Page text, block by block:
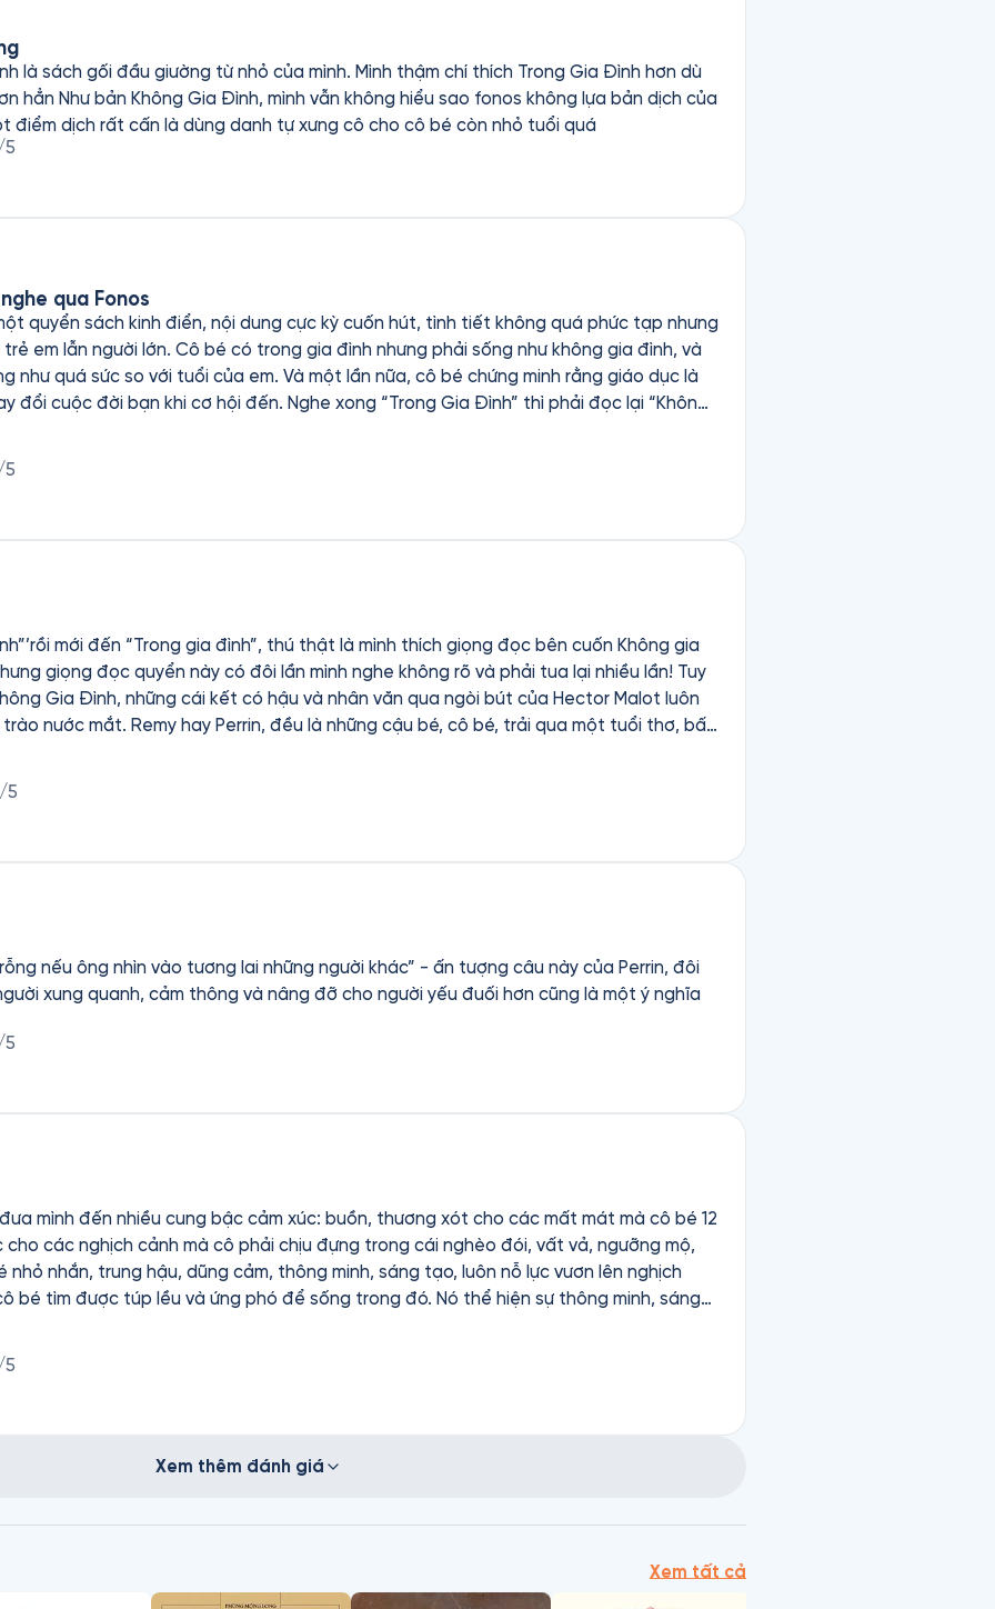
là sách gối đầu giường từ nhỏ của mình. Mình thậm chí thích Trong Gia Đình hơn dù
lựa bản dịch của
điểm dịch rất cấn là dùng danh tự xưng cô cho cô bé còn nhỏ tuổi quá
5
qua Fonos
quyển sách kinh điển, nội dung cực kỳ cuốn hút, tình tiết không quá phức tạp nhưng
em lẫn người lớn. Cô bé có trong gia đình nhưng phải sống như không gia đình, và
như quá sức so với tuổi của em. Và một lần nữa, cô bé chứng minh rằng giáo dục là
hội đến. Nghe xong “Trong Gia Đình” thì phải đọc lại “Không
5
mới đến “Trong gia đình”, thú thật là mình thích giọng đọc bên cuốn Không gia
giọng đọc quyển này có đôi lần mình nghe không rõ và phải tua lại nhiều lần! Tuy
Gia Đình, những cái kết có hậu và nhân văn qua ngòi bút của Hector Malot luôn
nước mắt. Remy hay Perrin, đều là những cậu bé, cô bé, trải qua một tuổi thơ, bất
hậu của bản thân mình. Mình nể phục Remy, mình yêu quý Perrin,
của Hector Malot đã cho ta thấy tầm quan trọng của giáo dục, của lòng yêu
cảnh, và rồi mọi chuyện ở cuối con đường sẽ ổn thôi, ta rồi sẽ có được hạnh
thật trọn vẹn! Cảm ơn Fonos thật nhiều đã mang 2 tác phẩm
như thế này để an ủi, để vững tin hơn mà bước tiếp!
/5
nếu ông nhìn vào tương lai những người khác” - ấn tượng câu này của Perrin, đôi
xung quanh, cảm thông và nâng đỡ cho người yếu đuối hơn cũng là một ý nghĩa
5
mình đến nhiều cung bậc cảm xúc: buồn, thương xót cho các mất mát mà cô bé 12
các nghịch cảnh mà cô phải chịu đựng trong cái nghèo đói, vất vả, ngưỡng mộ,
nhỏ nhắn, trung hậu, dũng cảm, thông minh, sáng tạo, luôn nỗ lực vươn lên nghịch
bé tìm được túp lều và ứng phó để sống trong đó. Nó thể hiện sự thông minh, sáng
phúc, cuối cùng sau bao nhiêu vất vả Perrin đã được đền đáp xứng đáng trong
ông. Và người ông của Perrin cũng có được hạnh phúc. Cảm ơn vì Perrin đã giúp
mình để xây dựng các nhà trẻ, nhà ở cho công nhân. Perrin đã giúp ông tìm được
thay vì chỉ có công việc và trách nhiệm thì việc mang lại hạnh phúc cho người khác
cuộc sống của mình. Mình cảm ơn Perrin vì đã giúp mình nhìn lại bài học khi ứng phó
và Fonos đã mang đến tác phẩm rất ý nghĩa!
5
Xem thêm đánh giá
Xem tất cả